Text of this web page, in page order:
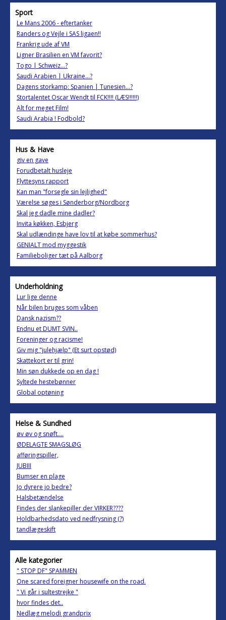
Sport
Le Mans 2006 - eftertanker
Randers og Vejle i SAS ligaen!!
Frankrig ude af VM
Ligner Brasilien en VM favorit?
Togo | Schweiz…?
Saudi Arabien | Ukraine…?
Dagens storkamp: Spanien | Tunesien…?
Stortalentet Oscar Wendt til FCK!!!! (LÆS!!!!!!)
Alt for meget Film!
Saudi Arabia ! Fodbold?
Hus & Have
giv en gave
Forudbetalt husleje
Flyttesyns rapport
Kan man "forsegle sin lejlighed"
Værelse søges i Sønderborg/Nordborg
Skal jeg dadle mine dadler?
Invita køkken, Esbjerg
Skal udlændinge have lov til at købe sommerhus?
GENIALT mod myggestik
Familieboliger tæt på Aalborg
Underholdning
Lur lige denne
Når bilen bruges som våben
Dansk nazism??
Endnu et DUMT SVIN..
Foreninger og racisme!
Giv mig "julehjælp" (Et surt opstød)
Skattekort er til grin!
Min søn dukkede op en dag !
Syltede hestebønner
Global optøning
Helse & Sundhed
øv øv og snøft....
ØDELAGTE SMAGSLØG
afføringspiller,
JUBIII
Bumser en plage
Jo dyrere jo bedre?
Halsbetændelse
Findes der slankepiller der VIRKER????
Holdbarhedsdato ved nedfrysning (?)
tandlægeskift
Alle kategorier
" STOP DF" SPAMMEN
One scared foreigner housewife on the road.
" Vi går i sultestrejke "
hvor findes det..
Nedlæg melodi grandprix